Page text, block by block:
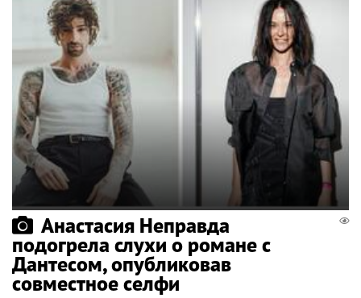
Анастасия Неправда
подогрела слухи о романе с
Дантесом, опубликовав
совместное селфи